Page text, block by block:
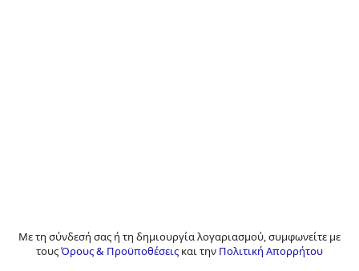
Με τη σύνδεσή σας ή τη δημιουργία λογαριασμού, συμφωνείτε με
τουςΌρους & Προϋποθέσεις και την Πολιτική Απορρήτου